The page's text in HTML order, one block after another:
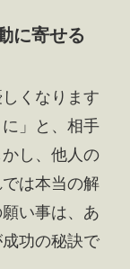
に寄せる
くなります
」と、相手
し、他人の
は本当の解
い事は、あ
功の秘訣で